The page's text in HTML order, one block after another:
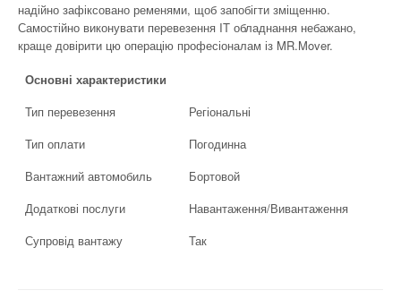
надійно зафіксовано ременями, щоб запобігти зміщенню.
Самостійно виконувати перевезення IT обладнання небажано,
краще довірити цю операцію професіоналам із MR.Mover.
Основні характеристики
Тип перевезення
Регіональні
Тип оплати
Погодинна
Вантажний автомобиль
Бортовой
Додаткові послуги
Навантаження/Вивантаження
Супровід вантажу
Так